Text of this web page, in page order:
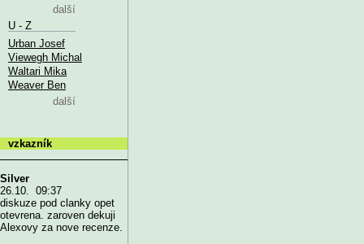
další
U - Z
Urban Josef
Viewegh Michal
Waltari Mika
Weaver Ben
další
vzkazník
Silver
26.10. 09:37
diskuze pod clanky opet
otevrena. zaroven dekuji
Alexovy za nove recenze.